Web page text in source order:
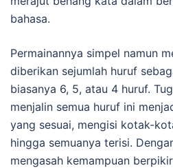
bahasa.
Permainannya simpel namun
diberikan sejumlah huruf
biasanya 6, 5, atau 4 huruf.
menjalin semua huruf ini
yang sesuai, mengisi kotak-
hingga semuanya terisi.
mengasah kemampuan